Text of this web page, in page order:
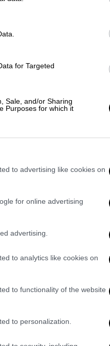
for Targeted
Sale, and/or Sharing
Purposes for which it
to advertising like cookies on
for online advertising
advertising.
to analytics like cookies on
to functionality of the website
to personalization.
ενδεχόμενη
βιβλίο. «Οι
μία ανεπιθύμητη
τους.
αναφέρει η
της. Η
πρώην πρώτη
Η
στην
με τον
θέση κατά
των
και το
ψήφισαν την
ομοσπονδιακά.
των
για την